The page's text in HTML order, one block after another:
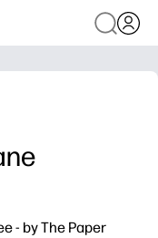
- by The Paper